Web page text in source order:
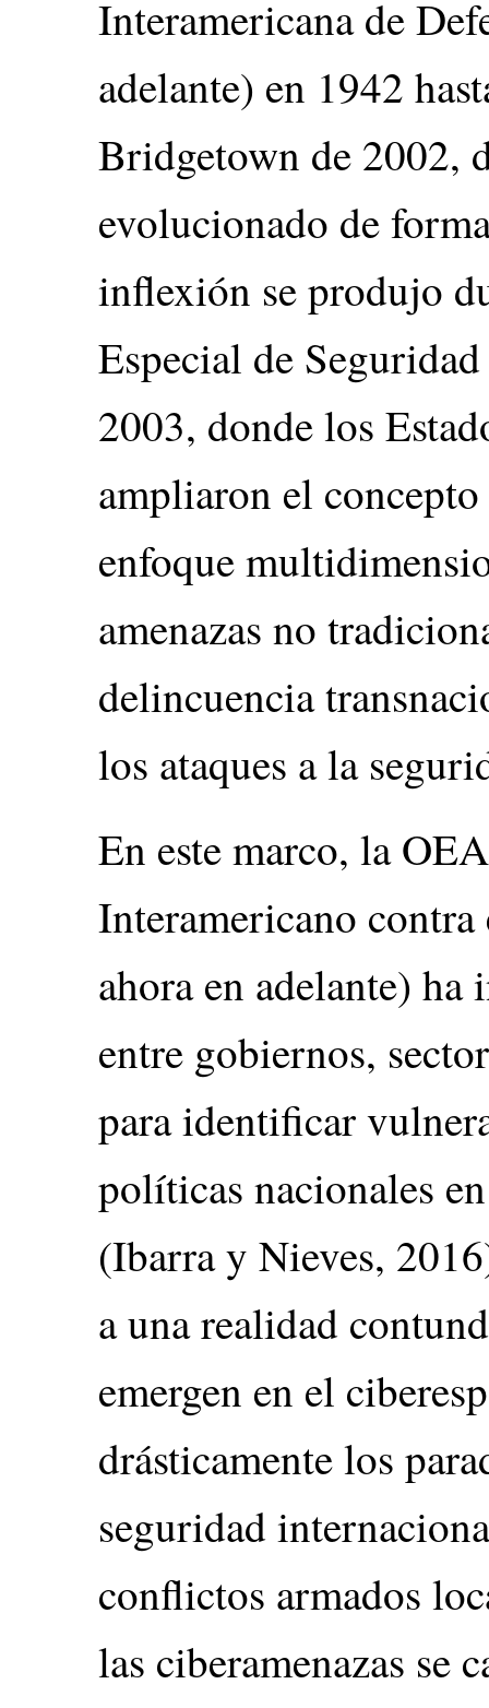
Interamericana de
adelante) en 1942
Bridgetown de 2002,
evolucionado de
inflexión se produjo
Especial de
2003, donde los
ampliaron el
enfoque
amenazas no
delincuencia
los ataques a la
En este marco, la
Interamericano
ahora en adelante)
entre gobiernos,
para identificar
políticas nacionales
(Ibarra y Nieves,
a una realidad
emergen en el
drásticamente los
seguridad
conflictos armados
las ciberamenazas se